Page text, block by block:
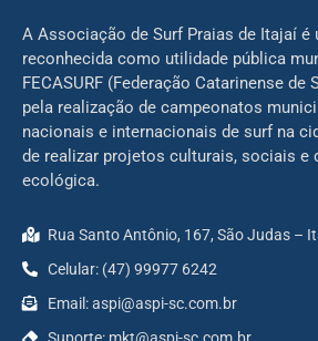
A Associação de Surf Praias de Itajaí é
reconhecida como utilidade pública
FECASURF (Federação Catarinense de
pela realização de campeonatos
nacionais e internacionais de surf na
de realizar projetos culturais, sociais e
ecológica.
Rua Santo Antônio, 167, São Judas –
Celular: (47) 99977 6242
Email: aspi@aspi-sc.com.br